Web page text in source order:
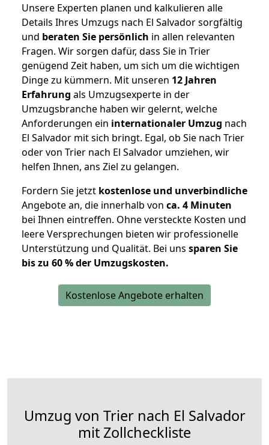
Unsere Experten planen und kalkulieren alle
Details Ihres Umzugs nach El Salvador sorgfältig
und beraten Sie persönlich in allen relevanten
Fragen. Wir sorgen dafür, dass Sie in Trier
genügend Zeit haben, um sich um die wichtigen
Dinge zu kümmern. Mit unseren 12 Jahren
Erfahrung als Umzugsexperte in der
Umzugsbranche haben wir gelernt, welche
Anforderungen ein internationaler Umzug nach
El Salvador mit sich bringt. Egal, ob Sie nach Trier
oder von Trier nach El Salvador umziehen, wir
helfen Ihnen, ans Ziel zu gelangen.
Fordern Sie jetzt kostenlose und unverbindliche
Angebote an, die innerhalb von ca. 4 Minuten
bei Ihnen eintreffen. Ohne versteckte Kosten und
leere Versprechungen bieten wir professionelle
Unterstützung und Qualität. Bei uns sparen Sie
bis zu 60 % der Umzugskosten.
Kostenlose Angebote erhalten
Umzug von Trier nach El Salvador
mit Zollcheckliste